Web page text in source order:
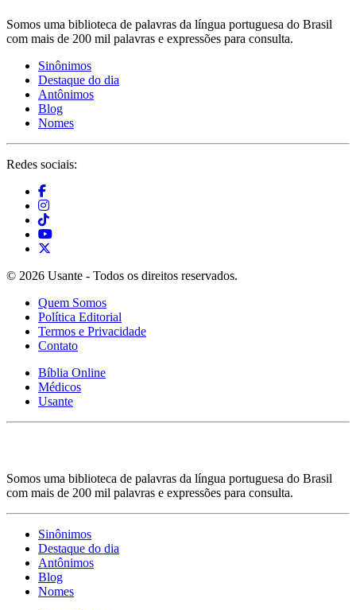
Somos uma biblioteca de palavras da língua portuguesa do Brasil
com mais de 200 mil palavras e expressões para consulta.
Sinônimos
Destaque do dia
Antônimos
Blog
Nomes
Redes sociais:
© 2026 Usante - Todos os direitos reservados.
Quem Somos
Política Editorial
Termos e Privacidade
Contato
Bíblia Online
Médicos
Usante
Somos uma biblioteca de palavras da língua portuguesa do Brasil
com mais de 200 mil palavras e expressões para consulta.
Sinônimos
Destaque do dia
Antônimos
Blog
Nomes